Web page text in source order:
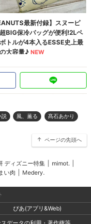
説 風、薫る 髙石あかり
ページの先頭へ
ディズニー特集 mimot.
い肉 Medery.
ぴあ(アプリ&Web)